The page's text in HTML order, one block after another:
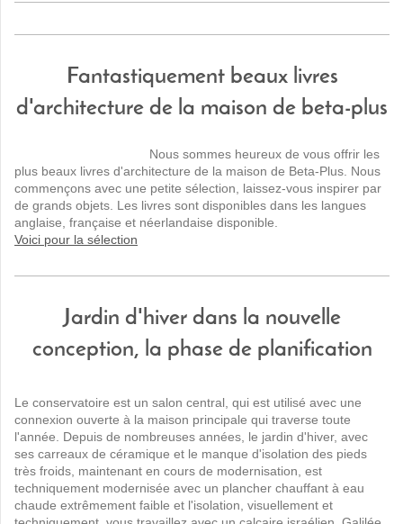
Fantastiquement beaux livres
d'architecture de la maison de beta-plus
Nous sommes heureux de vous offrir les
plus beaux livres d'architecture de la maison de Beta-Plus Nous
commençons avec une petite sélection laissez-vous inspirer par
de grands objets Les livres sont disponibles dans les langues
anglaise, française et néerlandaise disponible
Voici pour la sélection
Jardin d'hiver dans la nouvelle
conception, la phase de planification
Le conservatoire est un salon central , qui est utilisé avec une
connexion ouverte à la maison principale qui traverse toute
l'année.
Depuis de nombreuses années le jardin d'hiver, avec
ses carreaux de céramique et le manque d'isolation des pieds
très froids maintenant en cours de modernisation , est
techniquement modernisée avec un plancher chauffant à eau
chaude extrêmement faible et l'isolation, visuellement et